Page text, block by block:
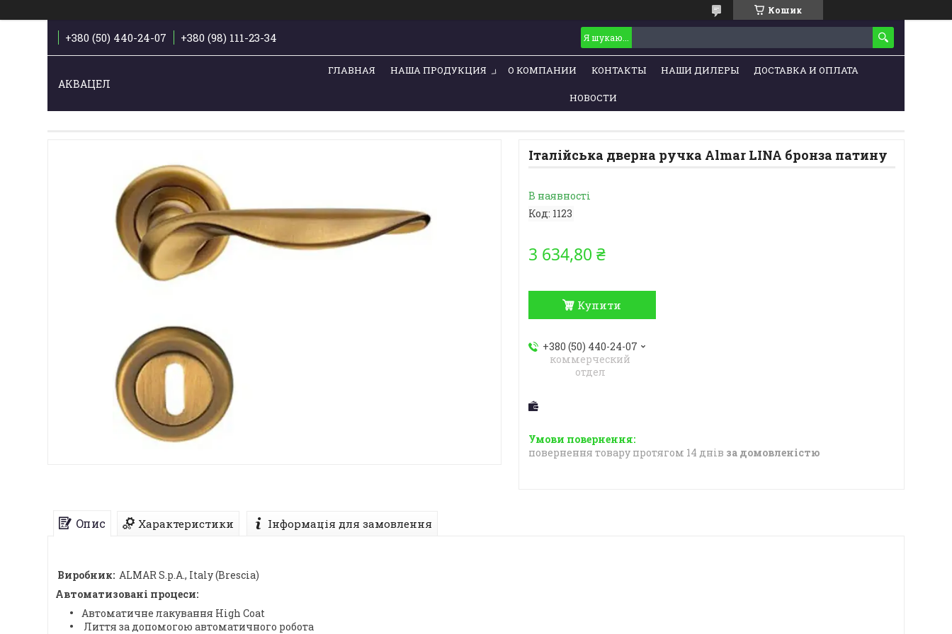
Кошик
+380 (50) 440-24-07 +380 (98) 111-23-34
АКВАЦЕЛ
ГЛАВНАЯ НАША ПРОДУКЦИЯ О КОМПАНИИ КОНТАКТЫ НАШИ ДИЛЕРЫ ДОСТАВКА И ОПЛАТА
НОВОСТИ
Італійська дверна ручка Almar LINA бронза патину
В наявності
Код: 1123
3 634,80 ₴
Купити
+380 (50) 440-24-07
коммерческий
отдел
повернення товару протягом 14 днів за домовленістю
Опис Характеристики Інформація для замовлення
Виробник: ALMAR S.p.A., Italy (Brescia)
Автоматизовані процеси:
Автоматичне лакування High Coat
Лиття за допомогою автоматичного робота